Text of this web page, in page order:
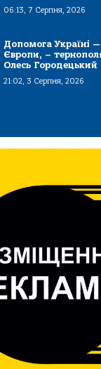
06:13, 7 Серпня, 2026
Допомога Україні
Європи, –
Олесь Городецький
21:02, 3 Серпня, 2026